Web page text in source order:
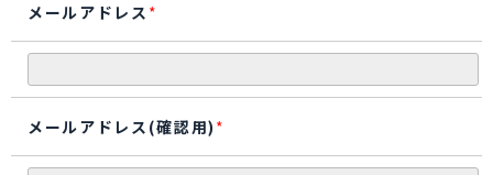
メールアドレス *
メールアドレス(確認用) *